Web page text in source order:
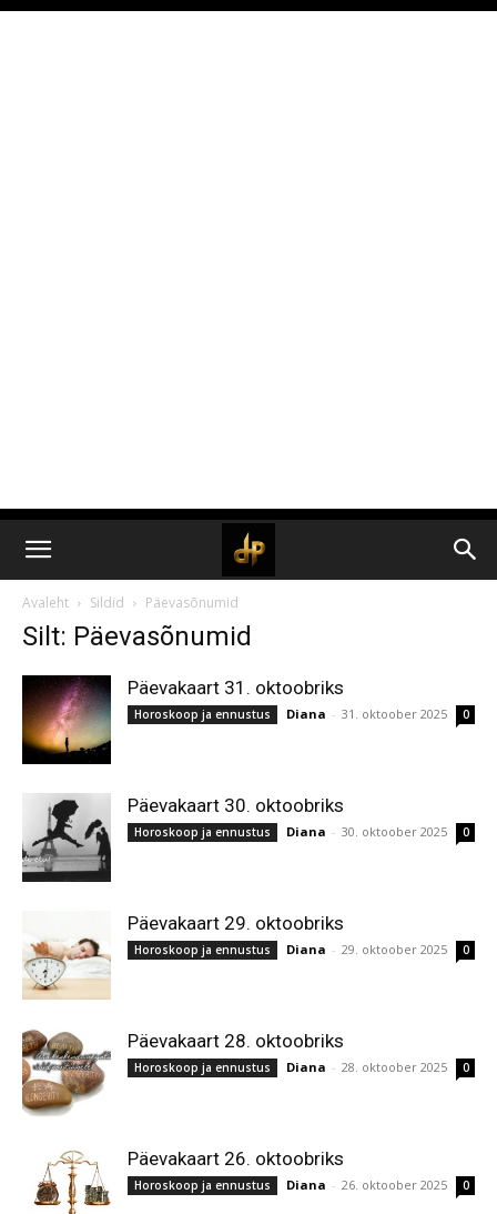
Avaleht Sildid Päevasõnumid
Silt: Päevasõnumid
Päevakaart 31. oktoobriks
Horoskoop ja ennustus Diana - 31. oktoober 2025 0
Päevakaart 30. oktoobriks
Horoskoop ja ennustus Diana - 30. oktoober 2025 0
Päevakaart 29. oktoobriks
Horoskoop ja ennustus Diana - 29. oktoober 2025 0
Päevakaart 28. oktoobriks
Horoskoop ja ennustus Diana - 28. oktoober 2025 0
Päevakaart 26. oktoobriks
Horoskoop ja ennustus Diana - 26. oktoober 2025 0